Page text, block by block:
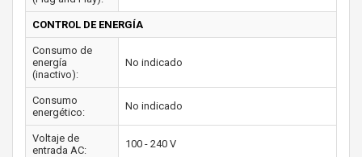
CONTROL DE ENERGÍA
Consumo de
energía
(inactivo):
No indicado
Consumo
energético:
No indicado
Voltaje de
entrada AC:
100 - 240 V